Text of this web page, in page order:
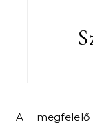
A megfelelő szem egészségének fenntartása